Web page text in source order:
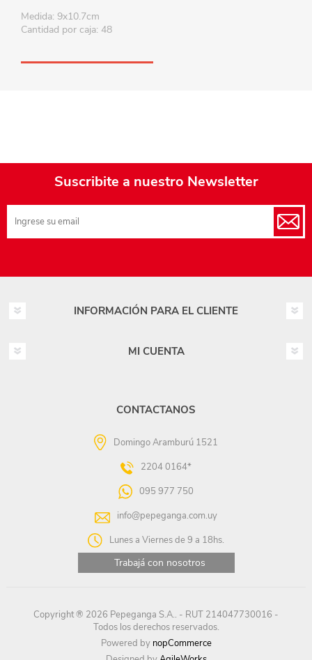
Medida: 9x10.7cm
Cantidad por caja: 48
Suscribite a nuestro Newsletter
INFORMACIÓN PARA EL CLIENTE
MI CUENTA
CONTACTANOS
Domingo Aramburú 1521
2204 0164*
095 977 750
info@pepeganga.com.uy
Lunes a Viernes de 9 a 18hs.
Trabajá con nosotros
Copyright ® 2026 Pepeganga S.A.. - RUT 214047730016 -
Todos los derechos reservados.
Powered by nopCommerce